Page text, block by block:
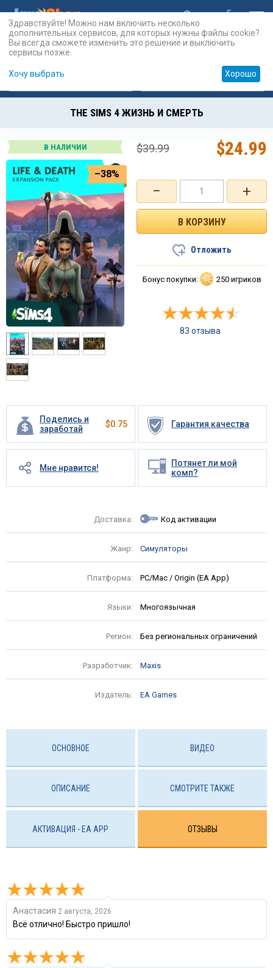
Карты Prepaid
THE SIMS 4 ЖИЗНЬ И СМЕРТЬ
В НАЛИЧИИ
–38%
Поделись и
заработай
$0.75 Гарантия качества
Мне нравится!
Потянет ли мой
комп?
Доставка: Код активации
Жанр: Симуляторы
Платформа: PC/Mac / Origin (EA App)
Языки: Многоязычная
Регион: Без региональных ограничений
Разработчик: Maxis
Издатель: EA Games
+
−
$24.99
$39.99
Отложить
Бонус покупки: 250 игриков
83 отзыва
ОСНОВНОЕ ВИДЕО
ОПИСАНИЕ СМОТРИТЕ ТАКЖЕ
АКТИВАЦИЯ - EA APP ОТЗЫВЫ
Анастасия 2 августа, 2026
Всё отлично! Быстро пришло!
Здравствуйте! Можно нам включить несколько
дополнительных сервисов, для которых нужны файлы cookie?
Вы всегда сможете изменить это решение и выключить
сервисы позже.
Хочу выбрать Хорошо